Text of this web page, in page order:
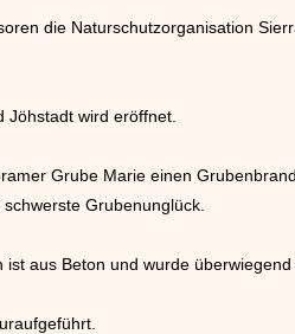
die Naturschutzorganisation
Jöhstadt wird eröffnet.
Grube Marie einen
Grubenunglück.
aus Beton und wurde